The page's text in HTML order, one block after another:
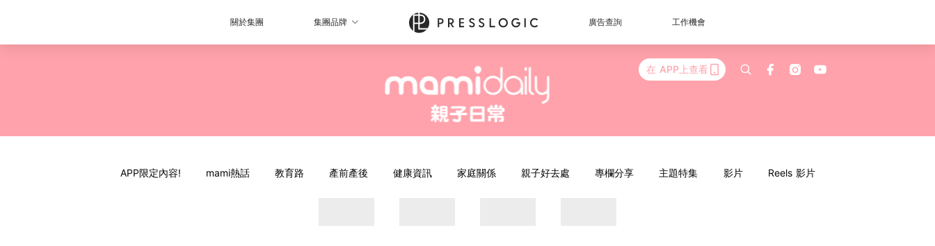
關於集團 集團品牌 廣告查詢 工作機會
在 APP上查看
APP限定內容! mami熱話 教育路 產前產後 健康資訊 家庭關係 親子好去處 專欄分享 主題特集 影片 Reels 影片